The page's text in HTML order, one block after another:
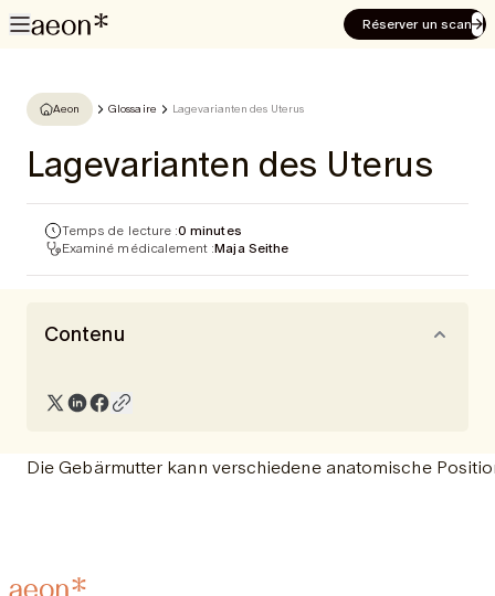
Réserver un scan
Aeon Glossaire Lagevarianten des Uterus
Lagevarianten des Uterus
Temps de lecture :0 minutes
Examiné médicalement :Maja Seithe
Contenu
Die Gebärmutter kann verschiedene anatomische